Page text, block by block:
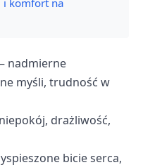
– nadmierne
myśli, trudność w
drażliwość,
bicie serca,